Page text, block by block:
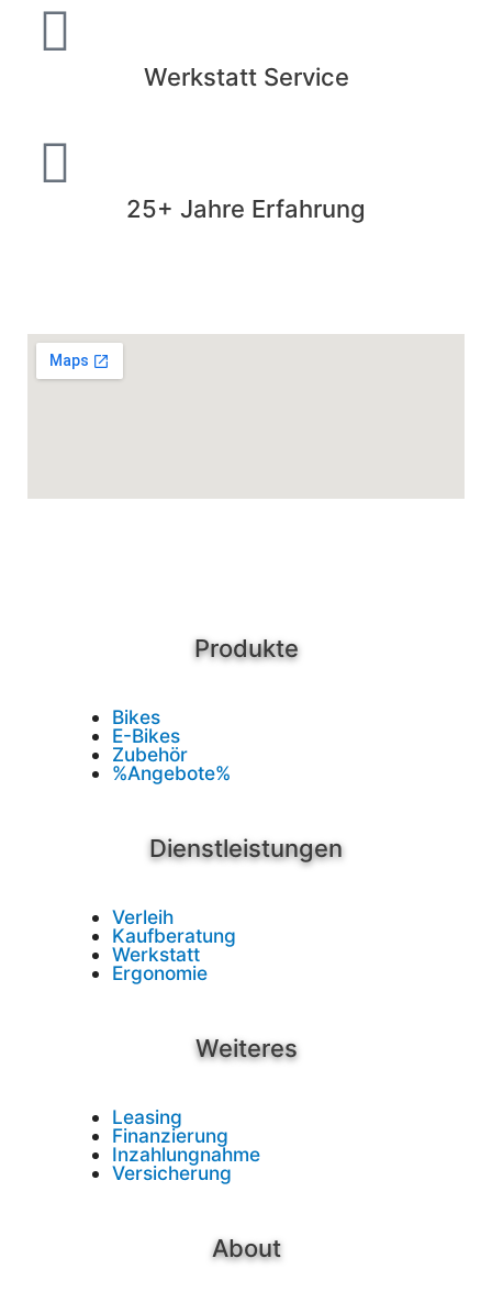
Werkstatt Service
25+ Jahre Erfahrung
Produkte
Bikes
E-Bikes
Zubehör
%Angebote%
Dienstleistungen
Verleih
Kaufberatung
Werkstatt
Ergonomie
Weiteres
Leasing
Finanzierung
Inzahlungnahme
Versicherung
About